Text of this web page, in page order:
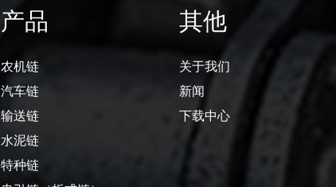
产品
农机链
汽车链
输送链
水泥链
特种链
其他
关于我们
新闻
下载中心